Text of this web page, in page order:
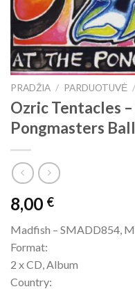
PRADŽIA / PARDUOTUVĖ /
Ozric Tentacles
Pongmasters
8,00 €
Madfish – SMADD854,
Format:
2 x CD, Album
Country: